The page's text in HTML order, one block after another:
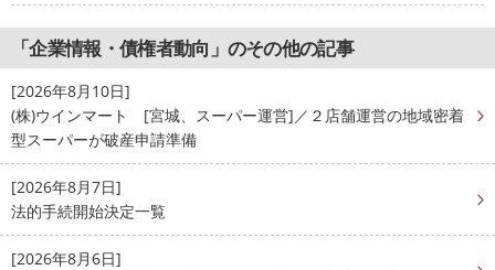
「企業情報・債権者動向」のその他の記事
[2026年8月10日]
(株)ウインマート [宮城、スーパー運営]／２店舗運営の地域密着
型スーパーが破産申請準備
[2026年8月7日]
法的手続開始決定一覧
[2026年8月6日]